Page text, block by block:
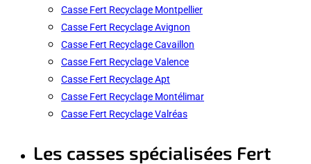
Casse Fert Recyclage Montpellier
Casse Fert Recyclage Avignon
Casse Fert Recyclage Cavaillon
Casse Fert Recyclage Valence
Casse Fert Recyclage Apt
Casse Fert Recyclage Montélimar
Casse Fert Recyclage Valréas
Les casses spécialisées Fert